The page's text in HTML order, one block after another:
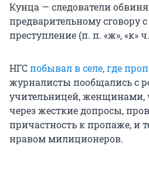
Кунца — следователи
предварительному сговору
преступление (п. п. «ж», «к»
НГСпобывал в селе, где
журналисты пообщались с
учительницей, женщинами,
через жесткие допросы,
причастность к пропаже, и
нравом милиционеров.